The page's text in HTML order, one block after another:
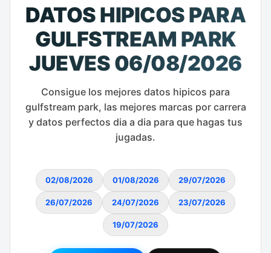
DATOS HIPICOS PARA
GULFSTREAM PARK
JUEVES 06/08/2026
Consigue los mejores datos hipicos para
gulfstream park, las mejores marcas por carrera
y datos perfectos dia a dia para que hagas tus
jugadas.
02/08/2026 01/08/2026 29/07/2026
26/07/2026 24/07/2026 23/07/2026
19/07/2026